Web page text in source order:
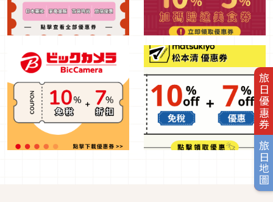
旅日優惠券
旅日地圖